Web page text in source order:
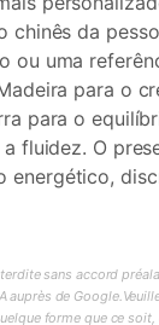
chinês da
ou uma
para o
para o
fluidez. O
energético,
sans accord
auprès de
forme que ce